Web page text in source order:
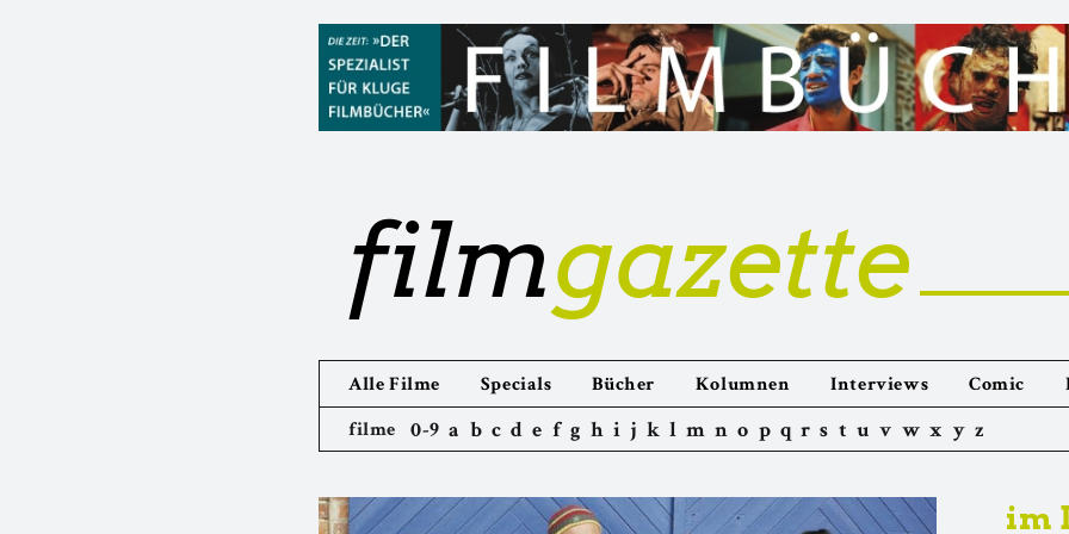
filmgazette
Alle Filme Specials Bücher Kolumnen Interviews Comic
filme 0-9 a b c d e f g h i j k l m n o p q r s t u v w x y z
im